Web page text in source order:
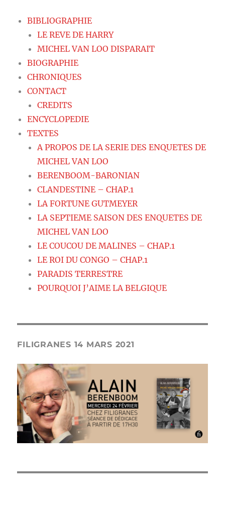
BIBLIOGRAPHIE
LE REVE DE HARRY
MICHEL VAN LOO DISPARAIT
BIOGRAPHIE
CHRONIQUES
CONTACT
CREDITS
ENCYCLOPEDIE
TEXTES
A PROPOS DE LA SERIE DES ENQUETES DE
MICHEL VAN LOO
BERENBOOM-BARONIAN
CLANDESTINE – CHAP.1
LA FORTUNE GUTMEYER
LA SEPTIEME SAISON DES ENQUETES DE
MICHEL VAN LOO
LE COUCOU DE MALINES – CHAP.1
LE ROI DU CONGO – CHAP.1
PARADIS TERRESTRE
POURQUOI J’AIME LA BELGIQUE
FILIGRANES 14 MARS 2021